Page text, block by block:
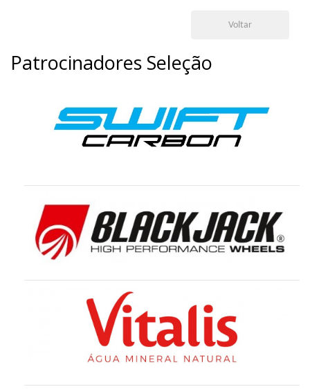
Voltar
Patrocinadores Seleção